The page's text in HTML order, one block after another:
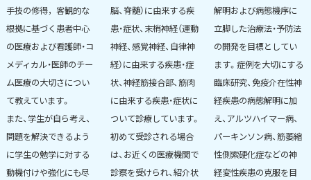
プ手技の修得，客観的な
根拠に基づく患者中心
の医療および看護師・コ
メディカル・医師のチー
ム医療の大切さについ
て教えています。
また、学生が自ら考え、
問題を解決できるよう
に学生の勉学に対する
動機付けや強化にも尽
脳、脊髄）に由来する疾
患・症状、末梢神経（運動
神経、感覚神経、自律神
経）に由来する疾患・症
状、神経筋接合部、筋肉
に由来する疾患・症状に
ついて診療しています。
初めて受診される場合
は、お近くの医療機関で
診察を受けられ、紹介状
解明および病態機序に
立脚した治療法・予防法
の開発を目標としてい
ます。症例を大切にする
臨床研究、免疫介在性神
経疾患の病態解明に加
え、アルツハイマー病、
パーキンソン病、筋萎縮
性側索硬化症などの神
経変性疾患の克服を目